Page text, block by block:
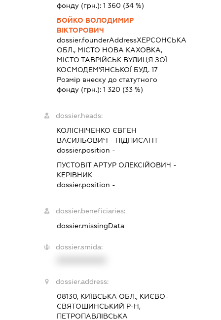
фонду (грн.): 1 360 (34 %)
БОЙКО ВОЛОДИМИР
ВІКТОРОВИЧ
dossier.founderAddressХЕРСОНСЬКА
ОБЛ., МІСТО НОВА КАХОВКА,
МІСТО ТАВРІЙСЬК ВУЛИЦЯ ЗОЇ
КОСМОДЕМ'ЯНСЬКОЇ БУД. 17
Розмір внеску до статутного
фонду (грн.): 1 320 (33 %)
dossier.heads:
КОЛІСНІЧЕНКО ЄВГЕН
ВАСИЛЬОВИЧ - ПІДПИСАНТ
dossier.position -
ПУСТОВІТ АРТУР ОЛЕКСІЙОВИЧ -
КЕРІВНИК
dossier.position -
dossier.beneficiaries:
dossier.missingData
dossier.smida:
dossier.address:
08130, КИЇВСЬКА ОБЛ., КИЄВО-
СВЯТОШИНСЬКИЙ Р-Н,
ПЕТРОПАВЛІВСЬКА